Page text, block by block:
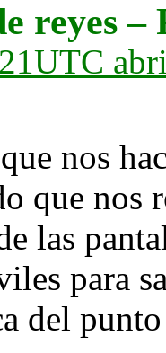
reyes –
nos
que nos
las
para
del